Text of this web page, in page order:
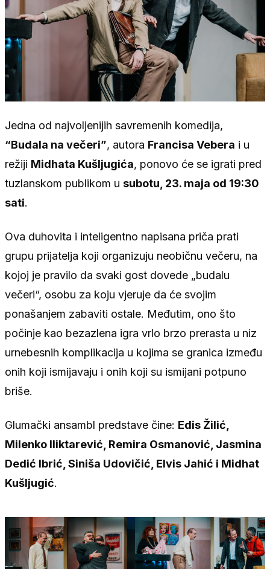
Jedna od najvoljenijih savremenih komedija,
“Budala na večeri”, autora Francisa Vebera i u
režiji Midhata Kušljugića, ponovo će se igrati pred
tuzlanskom publikom u subotu, 23. maja od 19:30
sati.
Ova duhovita i inteligentno napisana priča prati
grupu prijatelja koji organizuju neobičnu večeru, na
kojoj je pravilo da svaki gost dovede „budalu
večeri“, osobu za koju vjeruje da će svojim
ponašanjem zabaviti ostale. Međutim, ono što
počinje kao bezazlena igra vrlo brzo prerasta u niz
urnebesnih komplikacija u kojima se granica između
onih koji ismijavaju i onih koji su ismijani potpuno
briše.
Glumački ansambl predstave čine: Edis Žilić,
Milenko Iliktarević, Remira Osmanović, Jasmina
Dedić Ibrić, Siniša Udovičić, Elvis Jahić i Midhat
Kušljugić.